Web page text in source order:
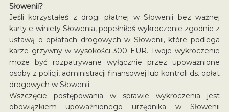
Słowenii?
Jeśli korzystałeś z drogi płatnej w Słowenii bez ważnej
karty e-winiety Słowenia, popełniłeś wykroczenie zgodnie z
ustawą o opłatach drogowych w Słowenii, które podlega
karze grzywny w wysokości 300 EUR. Twoje wykroczenie
może być rozpatrywane wyłącznie przez upoważnione
osoby z policji, administracji finansowej lub kontroli ds. opłat
drogowych w Słowenii.
Wszczęcie postępowania w sprawie wykroczenia jest
obowiązkiem upoważnionego urzędnika w Słowenii